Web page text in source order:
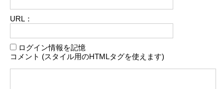
URL：
ログイン情報を記憶
コメント (スタイル用のHTMLタグを使えます)